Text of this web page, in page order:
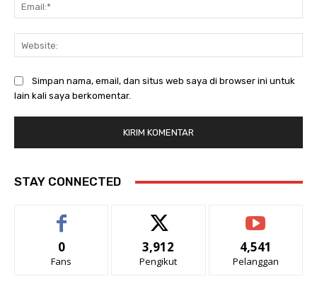
Simpan nama, email, dan situs web saya di browser ini untuk
lain kali saya berkomentar.
STAY CONNECTED
0
Fans
3,912
Pengikut
4,541
Pelanggan